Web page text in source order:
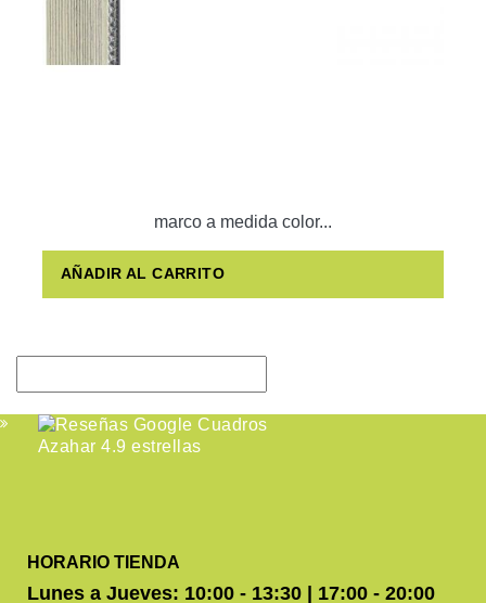
marco a medida color...
AÑADIR AL CARRITO
HORARIO TIENDA
Lunes a Jueves: 10:00 - 13:30 | 17:00 - 20:00